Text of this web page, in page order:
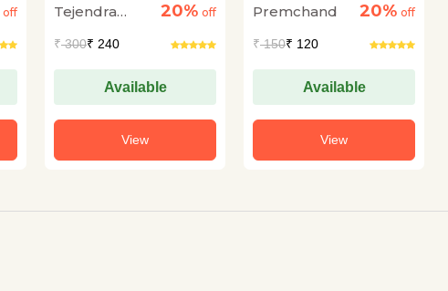
off
Tejendra
20% off
₹300₹ 240
Available
View
Kahaniyan
Premchand 20% off
₹150₹ 120
Available
View